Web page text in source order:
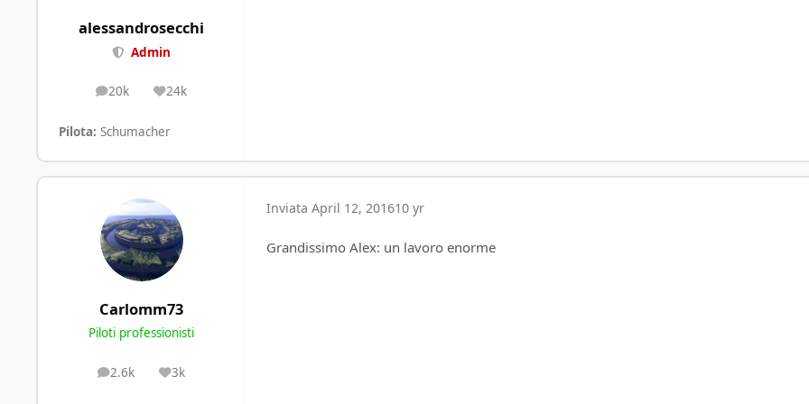
alessandrosecchi
Admin
20k
posts 24k
Reputation
Pilota: Schumacher
Carlomm73
Piloti professionisti
2.6k
posts 3k
Reputation
Inviata April 12, 201610 yr
Grandissimo Alex: un lavoro enorme